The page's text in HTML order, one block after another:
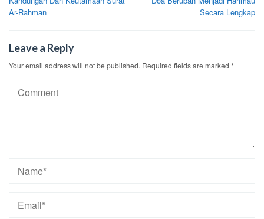
navigation
Ar-Rahman
Secara Lengkap
Leave a Reply
Your email address will not be published. Required fields are marked *